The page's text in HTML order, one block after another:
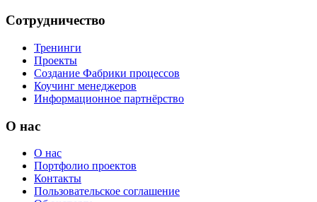
Сотрудничество
Тренинги
Проекты
Создание Фабрики процессов
Коучинг менеджеров
Информационное партнёрство
О нас
О нас
Портфолио проектов
Контакты
Пользовательское соглашение